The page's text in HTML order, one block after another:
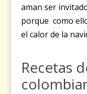
aman ser
porque como
el calor de la
Recetas